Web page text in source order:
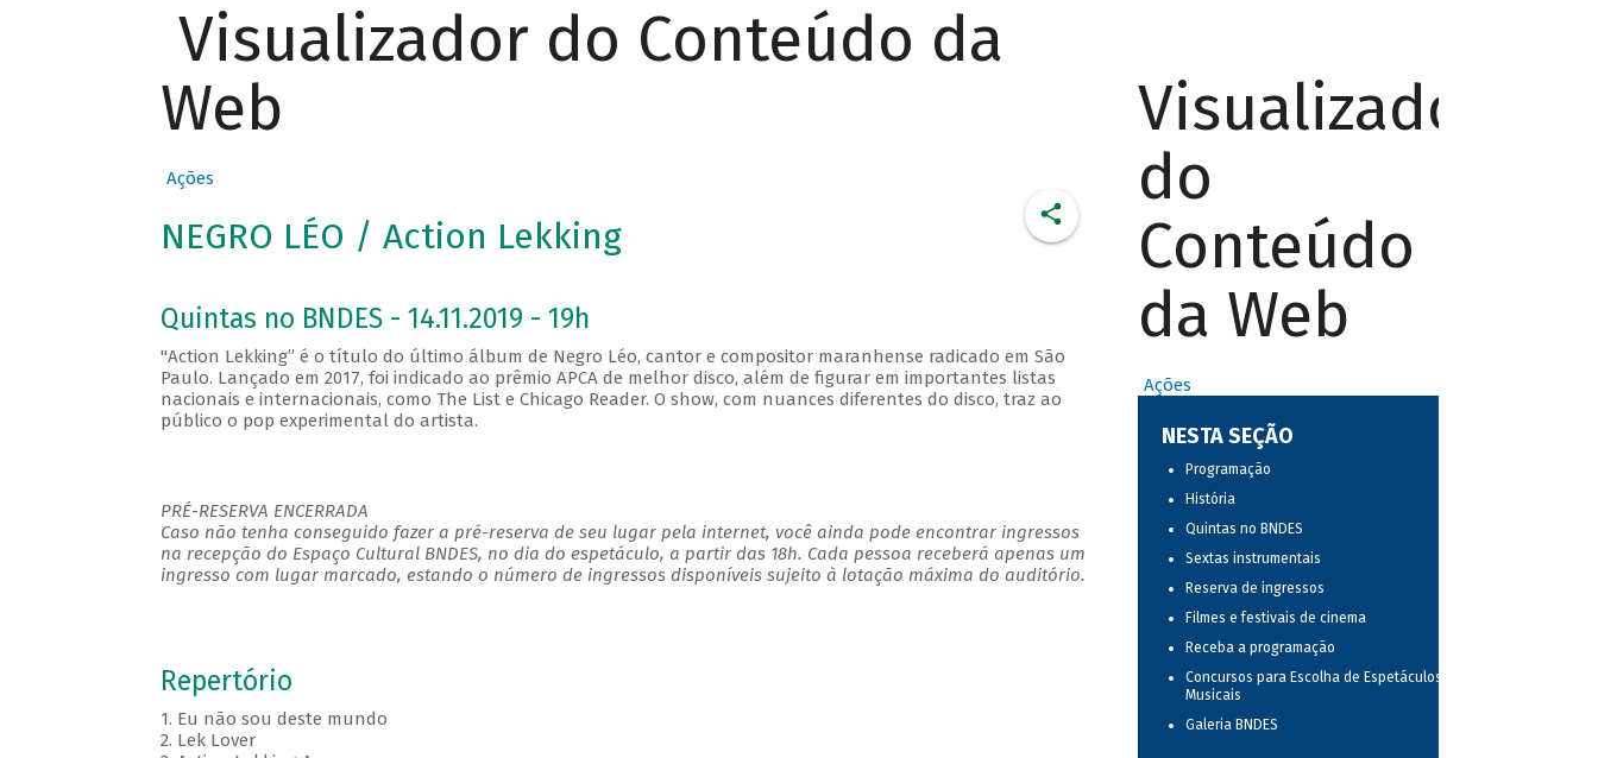
Visualizador do Conteúdo da
Web
Ações
NEGRO LÉO / Action Lekking
Quintas no BNDES - 14.11.2019 - 19h
"Action Lekking” é o título do último álbum de Negro Léo, cantor e compositor maranhense radicado em São
Paulo. Lançado em 2017, foi indicado ao prêmio APCA de melhor disco, além de figurar em importantes listas
nacionais e internacionais, como The List e Chicago Reader. O show, com nuances diferentes do disco, traz ao
público o pop experimental do artista.
PRÉ-RESERVA ENCERRADA
Caso não tenha conseguido fazer a pré-reserva de seu lugar pela internet, você ainda pode encontrar ingressos
na recepção do Espaço Cultural BNDES, no dia do espetáculo, a partir das 18h. Cada pessoa receberá apenas um
ingresso com lugar marcado, estando o número de ingressos disponíveis sujeito à lotação máxima do auditório.
Repertório
1. Eu não sou deste mundo
2. Lek Lover
Visualizador
do
Conteúdo
da Web
Ações
NESTA SEÇÃO
Programação
História
Quintas no BNDES
Sextas instrumentais
Reserva de ingressos
Filmes e festivais de cinema
Receba a programação
Concursos para Escolha de Espetáculos
Musicais
Galeria BNDES